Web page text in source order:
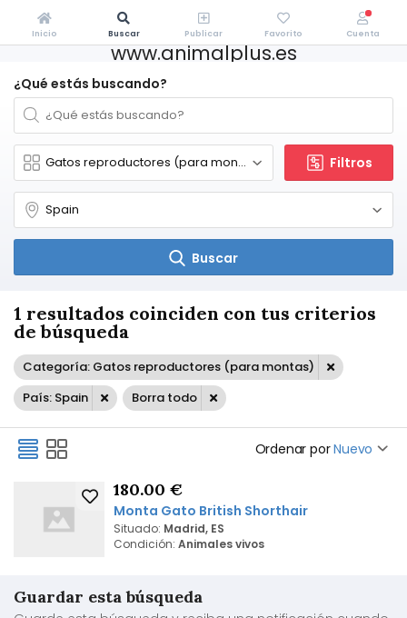
www.animalplus.es
¿Qué estás buscando?
Filtros
Buscar
1 resultados coinciden con tus criterios
de búsqueda
Categoría: Gatos reproductores (para montas)
País: Spain
Borra todo
Ordenar porNuevo
180.00 €
Monta Gato British Shorthair
Situado: Madrid, ES
Condición: Animales vivos
Guardar esta búsqueda
Inicio Buscar Publicar Favorito Cuenta